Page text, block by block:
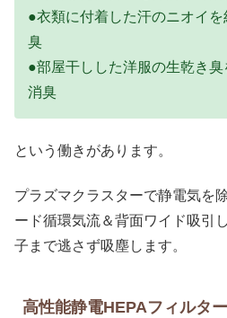
●衣類に付着した汗のニオイ
臭
●部屋干しした洋服の生乾き
消臭
という働きがあります。
プラズマクラスターで静電気を
ード循環気流＆背面ワイド吸引
子まで逃さず吸塵します。
高性能静電HEPAフィルタ